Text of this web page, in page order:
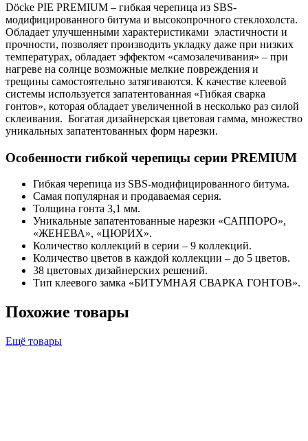
Döcke PIE PREMIUM – гибкая черепица из SBS-
модифицированного битума и высокопрочного стеклохолста.
Обладает улучшенными характеристиками эластичности и
прочности, позволяет производить укладку даже при низких
температурах, обладает эффектом «самозалечивания» – при
нагреве на солнце возможные мелкие повреждения и
трещины самостоятельно затягиваются. К качестве клеевой
системы используется запатентованная «Гибкая сварка
гонтов», которая обладает увеличенной в несколько раз силой
склеивания. Богатая дизайнерская цветовая гамма, множество
уникальных запатентованных форм нарезки.
Особенности гибкой черепицы серии PREMIUM
Гибкая черепица из SBS-модифицированного битума.
Самая популярная и продаваемая серия.
Толщина гонта 3,1 мм.
Уникальные запатентованные нарезки «САППОРО»,
«ЖЕНЕВА», «ЦЮРИХ».
Количество коллекций в серии – 9 коллекций.
Количество цветов в каждой коллекции – до 5 цветов.
38 цветовых дизайнерских решений.
Тип клеевого замка «БИТУМНАЯ СВАРКА ГОНТОВ».
Похожие товары
Ещё товары